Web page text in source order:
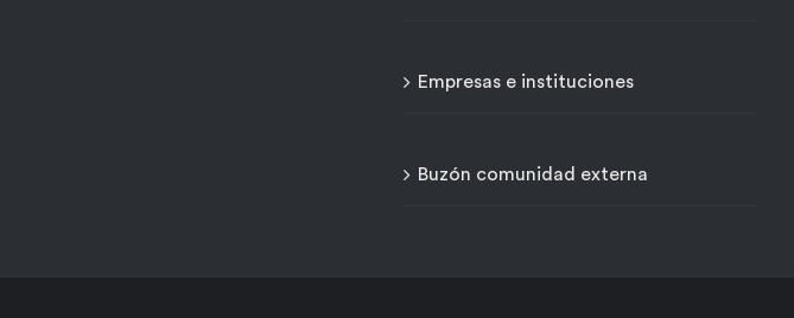
Empresas e instituciones
Buzón comunidad externa